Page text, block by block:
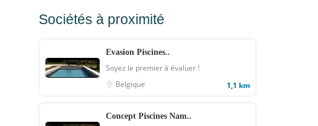
Sociétés à proximité
Evasion Piscines..
Soyez le premier à évaluer !
Belgique
1,1 km
Concept Piscines Nam..